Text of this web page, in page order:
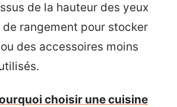
de la hauteur des yeux
rangement pour stocker
des accessoires moins
choisir une cuisine